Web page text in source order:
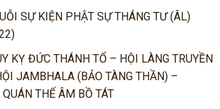
SỰ KIỆN PHẬT SỰ THÁNG TƯ (ÂL)
KỴ ĐỨC THÁNH TỔ – HỘI LÀNG TRUYỀN
JAMBHALA (BẢO TÀNG THẦN) –
THẾ ÂM BỒ TÁT